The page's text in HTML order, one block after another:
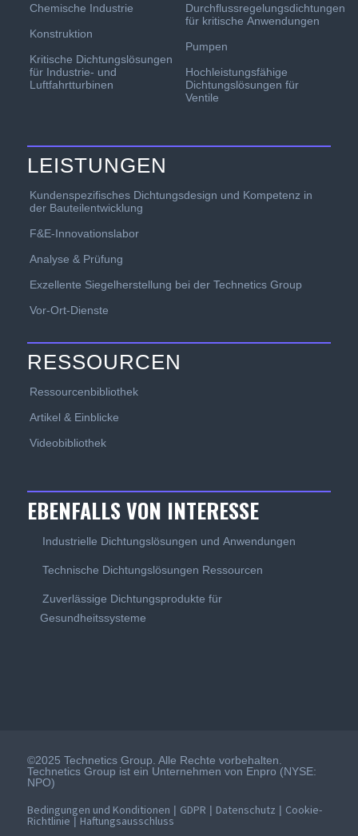
Chemische Industrie
Konstruktion
Kritische Dichtungslösungen
für Industrie- und
Luftfahrtturbinen
Durchflussregelungsdichtungen
für kritische Anwendungen
Pumpen
Hochleistungsfähige
Dichtungslösungen für
Ventile
LEISTUNGEN
Kundenspezifisches Dichtungsdesign und Kompetenz in
der Bauteilentwicklung
F&E-Innovationslabor
Analyse & Prüfung
Exzellente Siegelherstellung bei der Technetics Group
Vor-Ort-Dienste
RESSOURCEN
Ressourcenbibliothek
Artikel & Einblicke
Videobibliothek
EBENFALLS VON INTERESSE
Industrielle Dichtungslösungen und Anwendungen
Technische Dichtungslösungen Ressourcen
Zuverlässige Dichtungsprodukte für
Gesundheitssysteme
©2025 Technetics Group. Alle Rechte vorbehalten.
Technetics Group ist ein Unternehmen von Enpro (NYSE:
NPO)
Bedingungen und Konditionen | GDPR | Datenschutz | Cookie-
Richtlinie | Haftungsausschluss